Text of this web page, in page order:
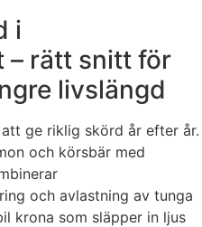
i
– rätt snitt för
livslängd
ge riklig skörd år efter år.
och körsbär med
och avlastning av tunga
krona som släpper in ljus